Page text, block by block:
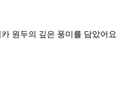
원두의 깊은 풍미를 담았어요